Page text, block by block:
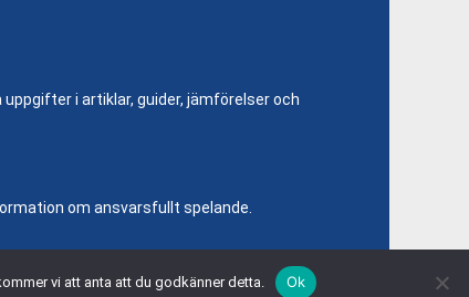
i artiklar, guider, jämförelser och
om ansvarsfullt spelande.
vi att anta att du godkänner detta. Ok